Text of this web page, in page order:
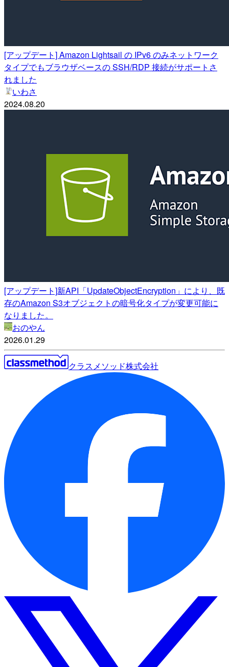
[アップデート] Amazon Lightsail の IPv6 のみネットワーク
タイプでもブラウザベースの SSH/RDP 接続がサポートさ
れました
いわさ
2024.08.20
[アップデート]新API「UpdateObjectEncryption」により、既
存のAmazon S3オブジェクトの暗号化タイプが変更可能に
なりました。
おのやん
2026.01.29
クラスメソッド株式会社